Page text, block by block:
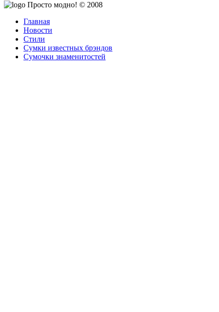
Просто модно! © 2008
Главная
Новости
Стили
Сумки известных брэндов
Сумочки знаменитостей